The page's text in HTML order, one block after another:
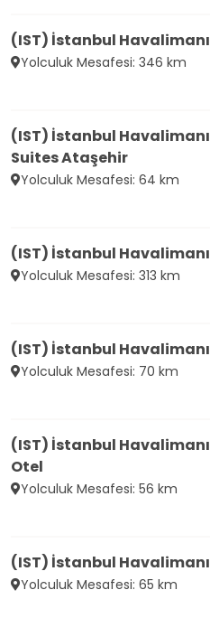
(IST) İstanbul Havalimanı
Yolculuk Mesafesi: 346 km
(IST) İstanbul Havalimanı
Suites Ataşehir
Yolculuk Mesafesi: 64 km
(IST) İstanbul Havalimanı
Yolculuk Mesafesi: 313 km
(IST) İstanbul Havalimanı
Yolculuk Mesafesi: 70 km
(IST) İstanbul Havalimanı
Otel
Yolculuk Mesafesi: 56 km
(IST) İstanbul Havalimanı
Yolculuk Mesafesi: 65 km